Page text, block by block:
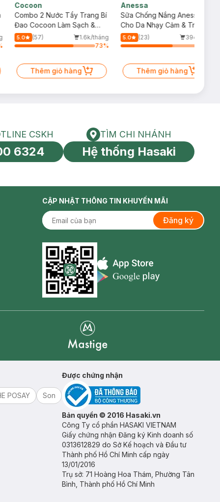
Cocoon
Combo 2 Nước Tẩy Trang Bí
Đao Cocoon Làm Sạch &
Giảm Dầu 500ml
5.0 (57)
1.6k/tháng
73%
Thêm giỏ hàng
Anessa
Sữa Chống Nắng Anessa
Cho Da Nhạy Cảm & Trẻ Em
60ml (Mới)
5.0 (23)
394/tháng
Thêm giỏ hàng
toàn cầu
HOTLINE CSKH
CSKH
6324
Tìm chi nhánh
TÌM CHI NHÁNH
Hệ thống Hasaki
CẬP NHẬT THÔNG TIN KHUYẾN MÃI
Đăng ký
Appstore icon
POSAY
Son
Được chứng nhận
Bản quyền © 2016 Hasaki.vn
Công Ty cổ phần HASAKI VIETNAM
Giấy chứng nhận Đăng ký Kinh doanh số
0313612829 do Sở Kế hoạch và Đầu tư
Thành phố Hồ Chí Minh cấp ngày
13/01/2016
Trụ sở: 71 Hoàng Hoa Thám, Phường Tân
Bình, Thành phố Hồ Chí Minh